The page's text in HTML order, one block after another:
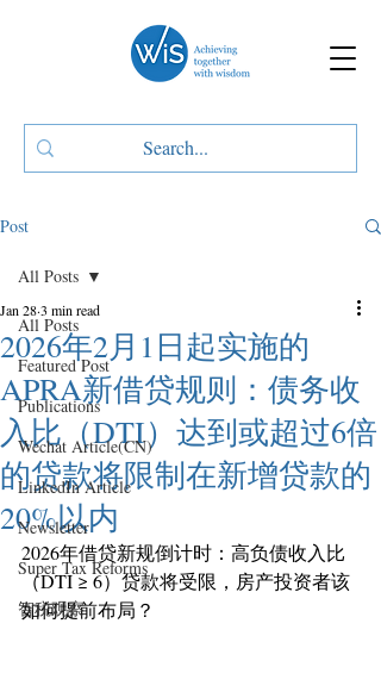
Post
All Posts
Featured Post
Publications
Wechat Article(CN)
LinkedIn Article
Newsletter
Super Tax Reforms
智税观察
All Posts
2026年2月1日起实施的
APRA新借贷规则：债务收
入比（DTI）达到或超过6倍
的贷款将限制在新增贷款的
20%以内
Jan 283 min read
2026年借贷新规倒计时：高负债收入比
（DTI ≥ 6）贷款将受限，房产投资者该
如何提前布局？